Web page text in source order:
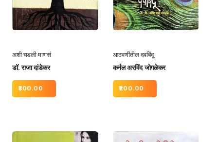
अशी घडली माणसं
डॉ. राजा दांडेकर
300.00
आठवणींतील दवबिंदू
कर्नल अरविंद जोगळेकर
200.00